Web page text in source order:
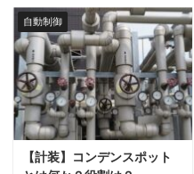
ス弁から主蒸気をバイパ
スさせ、復水器へ送るこ
とを「蒸気を復水器へダ
ンプする」といいます。
一般的にはタービンが何
らかの事情によりトリッ
プした場合に開弁させ、
制御弁の１つとして放蒸
弁があります。 この記事
では放蒸弁とは何か、そ
の役割や作動する状況に
ついて解説します。 放蒸
弁とは 放蒸弁とは蒸気を
放出することで一次側配
管の蒸気圧力を下げるた
自動制御
【計装】コンデンスポット